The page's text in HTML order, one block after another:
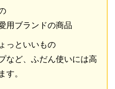
用ブランドの商品
っといいもの
など、ふだん使いには高
す。